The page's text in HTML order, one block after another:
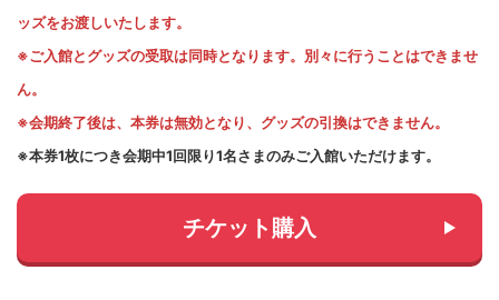
ッズをお渡しいたします。
※ご入館とグッズの受取は同時となります。別々に行うことはできませ
ん。
※会期終了後は、本券は無効となり、グッズの引換はできません。
※本券1枚につき会期中1回限り1名さまのみご入館いただけます。
チケット購入